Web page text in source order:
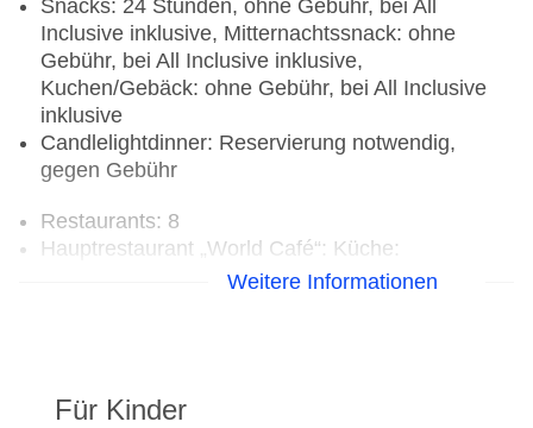
Snacks: 24 Stunden, ohne Gebühr, bei All
Inclusive inklusive, Mitternachtssnack: ohne
Gebühr, bei All Inclusive inklusive,
Kuchen/Gebäck: ohne Gebühr, bei All Inclusive
inklusive
Candlelightdinner: Reservierung notwendig,
gegen Gebühr
Restaurants: 8
Hauptrestaurant „World Café“: Küche:
international, landestypisch, glutenfreie Gerichte,
Anfrage notwendig, à la carte, Reservierung nicht
Weitere Informationen
Für Kinder